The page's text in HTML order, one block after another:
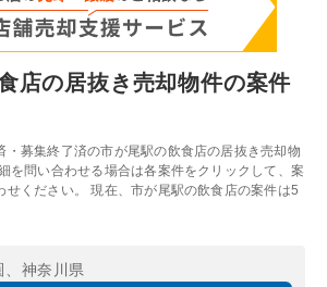
店の居抜き売却物件の案件
・募集終了済の市が尾駅の飲食店の居抜き売却物
を問い合わせる場合は各案件をクリックして、案
せください。 現在、市が尾駅の飲食店の案件は5
、神奈川県